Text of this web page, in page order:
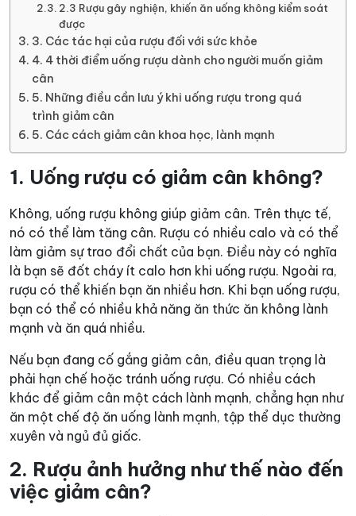
2.3 Rượu gây nghiện, khiến ăn uống không kiểm soát
được
3. Các tác hại của rượu đối với sức khỏe
4. 4 thời điểm uống rượu dành cho người muốn giảm
cân
5. Những điều cần lưu ý khi uống rượu trong quá
trình giảm cân
5. Các cách giảm cân khoa học, lành mạnh
1. Uống rượu có giảm cân không?
Không, uống rượu không giúp giảm cân. Trên thực tế,
nó có thể làm tăng cân. Rượu có nhiều calo và có thể
làm giảm sự trao đổi chất của bạn. Điều này có nghĩa
là bạn sẽ đốt cháy ít calo hơn khi uống rượu. Ngoài ra,
rượu có thể khiến bạn ăn nhiều hơn. Khi bạn uống rượu,
bạn có thể có nhiều khả năng ăn thức ăn không lành
mạnh và ăn quá nhiều.
Nếu bạn đang cố gắng giảm cân, điều quan trọng là
phải hạn chế hoặc tránh uống rượu. Có nhiều cách
khác để giảm cân một cách lành mạnh, chẳng hạn như
ăn một chế độ ăn uống lành mạnh, tập thể dục thường
xuyên và ngủ đủ giấc.
2. Rượu ảnh hưởng như thế nào đến
việc giảm cân?